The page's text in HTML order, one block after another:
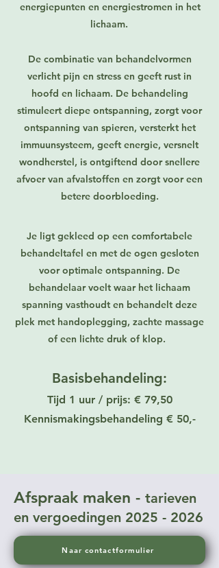
energiepunten en energiestromen in het
lichaam.
De combinatie van behandelvormen
verlicht pijn en stress en geeft rust in
hoofd en lichaam. De behandeling
stimuleert diepe ontspanning, zorgt voor
ontspanning van spieren, versterkt het
immuunsysteem, geeft energie, versnelt
wondherstel, is ontgiftend door snellere
afvoer van afvalstoffen en zorgt voor een
betere doorbloeding.
Je ligt gekleed op een comfortabele
behandeltafel en met de ogen gesloten
voor optimale ontspanning. De
behandelaar voelt waar het lichaam
spanning vasthoudt en behandelt deze
plek met handoplegging, zachte massage
of een lichte druk of klop.
Basisbehandeling:
Tijd 1 uur / prijs: € 79,50
Kennismakingsbehandeling € 50,-
Afspraak maken - tarieven
en vergoedingen 2025 - 2026
Naar contactformulier